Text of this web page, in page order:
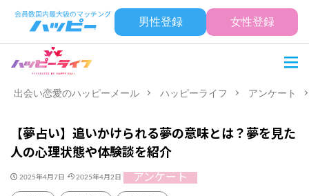
男性登録 女性登録
出会い恋愛のハッピーメール ハッピーライフ アンケート
【夢占い】追いかけられる夢の意味とは？夢を見た
人の心理状態や体験談を紹介
2025年4月7日 2025年4月2日 アンケート